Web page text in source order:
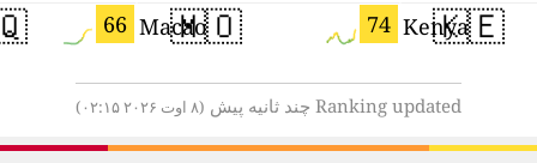
🇰🇪
Kenya
🇲🇴 74
Macao
66
Ranking updated چند ثانیه پیش (۸ اوت ۲۰۲۶ ۰۲:۱۵)